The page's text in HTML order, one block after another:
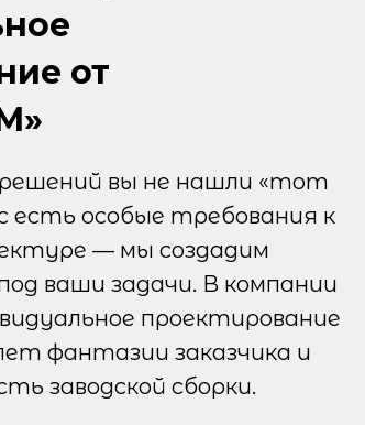
от
решений вы не нашли «тот
есть особые требования к
— мы создадим
ваши задачи. В компании
проектирование
фантазии заказчика и
заводской сборки.